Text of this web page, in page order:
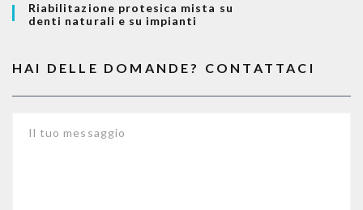
Riabilitazione protesica mista su
denti naturali e su impianti
HAI DELLE DOMANDE? CONTATTACI
Il tuo messaggio